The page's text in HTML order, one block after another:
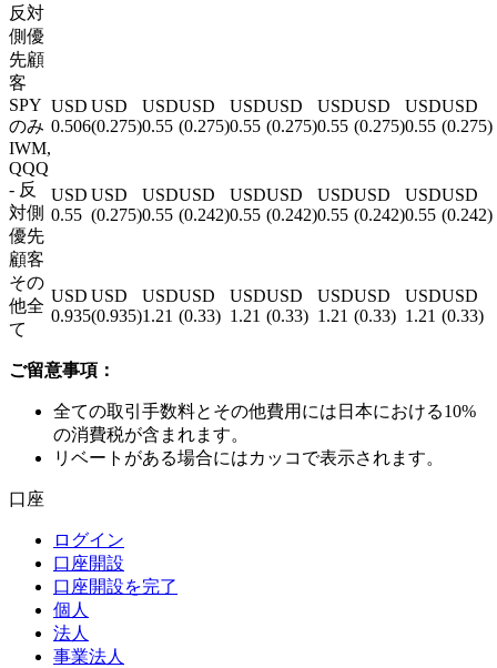
反対
側優
先顧
客
SPY
のみ
USD
0.506
USD
(0.275)
USD
0.55
USD
(0.275)
USD
0.55
USD
(0.275)
USD
0.55
USD
(0.275)
USD
0.55
USD
(0.275)
IWM,
QQQ
- 反
対側
優先
顧客
USD
0.55
USD
(0.275)
USD
0.55
USD
(0.242)
USD
0.55
USD
(0.242)
USD
0.55
USD
(0.242)
USD
0.55
USD
(0.242)
その
他全
て
USD
0.935
USD
(0.935)
USD
1.21
USD
(0.33)
USD
1.21
USD
(0.33)
USD
1.21
USD
(0.33)
USD
1.21
USD
(0.33)
ご留意事項：
全ての取引手数料とその他費用には日本における10%
の消費税が含まれます。
リベートがある場合にはカッコで表示されます。
口座
ログイン
口座開設
口座開設を完了
個人
法人
事業法人